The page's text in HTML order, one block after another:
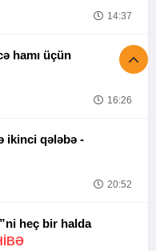
14:37
hamı üçün
16:26
Tofiq Musayevdən UFC-də ikinci qələbə -
20:52
heç bir halda